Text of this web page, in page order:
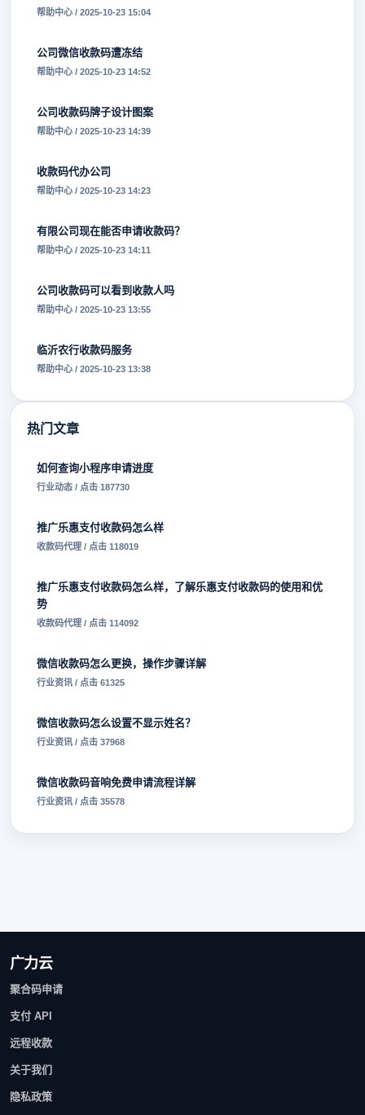
帮助中心 / 2025-10-23 15:04
公司微信收款码遭冻结
帮助中心 / 2025-10-23 14:52
公司收款码牌子设计图案
帮助中心 / 2025-10-23 14:39
收款码代办公司
帮助中心 / 2025-10-23 14:23
有限公司现在能否申请收款码？
帮助中心 / 2025-10-23 14:11
公司收款码可以看到收款人吗
帮助中心 / 2025-10-23 13:55
临沂农行收款码服务
帮助中心 / 2025-10-23 13:38
热门文章
如何查询小程序申请进度
行业动态 / 点击 187730
推广乐惠支付收款码怎么样
收款码代理 / 点击 118019
推广乐惠支付收款码怎么样，了解乐惠支付收款码的使用和优
势
收款码代理 / 点击 114092
微信收款码怎么更换，操作步骤详解
行业资讯 / 点击 61325
微信收款码怎么设置不显示姓名？
行业资讯 / 点击 37968
微信收款码音响免费申请流程详解
行业资讯 / 点击 35578
广力云
聚合码申请
支付 API
远程收款
关于我们
隐私政策